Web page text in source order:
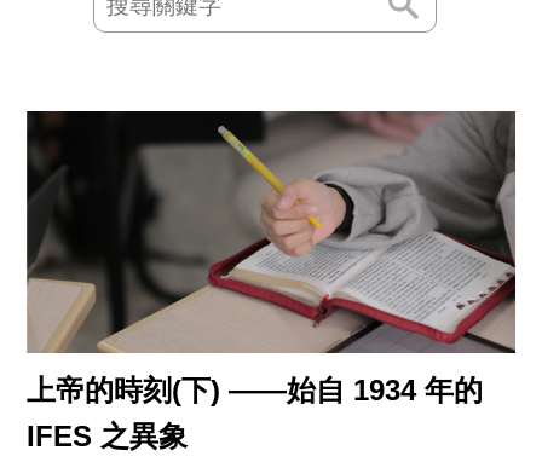
上帝的時刻(下) ——始自 1934 年的
IFES 之異象